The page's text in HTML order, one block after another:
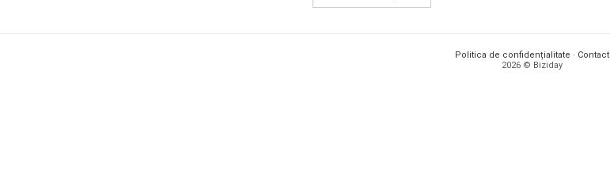
Politica de confidențialitate · Contact
2026 © Biziday